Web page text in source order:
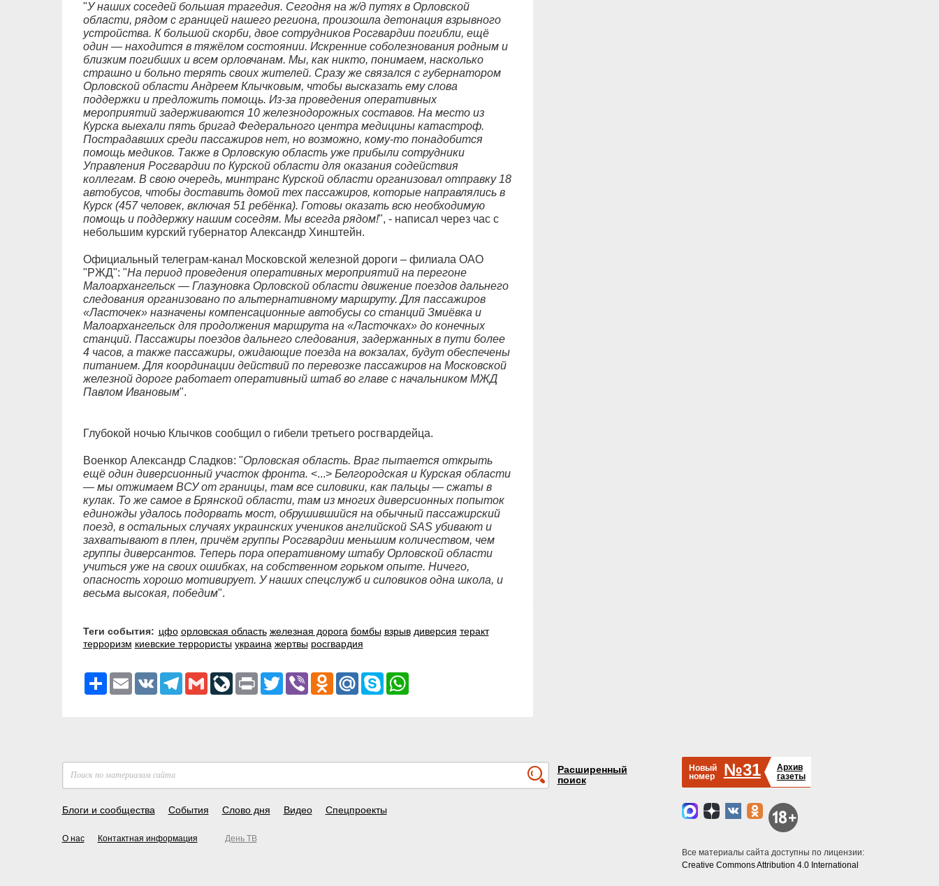
"У наших соседей большая трагедия. Сегодня на ж/д путях в Орловской
области, рядом с границей нашего региона, произошла детонация взрывного
устройства. К большой скорби, двое сотрудников Росгвардии погибли, ещё
один — находится в тяжёлом состоянии. Искренние соболезнования родным и
близким погибших и всем орловчанам. Мы, как никто, понимаем, насколько
страшно и больно терять своих жителей. Сразу же связался с губернатором
Орловской области Андреем Клычковым, чтобы высказать ему слова
поддержки и предложить помощь. Из-за проведения оперативных
мероприятий задерживаются 10 железнодорожных составов. На место из
Курска выехали пять бригад Федерального центра медицины катастроф.
Пострадавших среди пассажиров нет, но возможно, кому-то понадобится
помощь медиков. Также в Орловскую область уже прибыли сотрудники
Управления Росгвардии по Курской области для оказания содействия
коллегам. В свою очередь, минтранс Курской области организовал отправку 18
автобусов, чтобы доставить домой тех пассажиров, которые направлялись в
Курск (457 человек, включая 51 ребёнка). Готовы оказать всю необходимую
помощь и поддержку нашим соседям. Мы всегда рядом!", - написал через час с
небольшим курский губернатор Александр Хинштейн.
Официальный телеграм-канал Московской железной дороги – филиала ОАО
"РЖД": "На период проведения оперативных мероприятий на перегоне
Малоархангельск — Глазуновка Орловской области движение поездов дальнего
следования организовано по альтернативному маршруту. Для пассажиров
«Ласточек» назначены компенсационные автобусы со станций Змиёвка и
Малоархангельск для продолжения маршрута на «Ласточках» до конечных
станций. Пассажиры поездов дальнего следования, задержанных в пути более
4 часов, а также пассажиры, ожидающие поезда на вокзалах, будут обеспечены
питанием. Для координации действий по перевозке пассажиров на Московской
железной дороге работает оперативный штаб во главе с начальником МЖД
Павлом Ивановым".
Глубокой ночью Клычков сообщил о гибели третьего росгвардейца.
Военкор Александр Сладков: "Орловская область. Враг пытается открыть
ещё один диверсионный участок фронта. <...>Белгородская и Курская области
— мы отжимаем ВСУ от границы, там все силовики, как пальцы — сжаты в
кулак. То же самое в Брянской области, там из многих диверсионных попыток
единожды удалось подорвать мост, обрушившийся на обычный пассажирский
поезд, в остальных случаях украинских учеников английской SAS убивают и
захватывают в плен, причём группы Росгвардии меньшим количеством, чем
группы диверсантов. Теперь пора оперативному штабу Орловской области
учиться уже на своих ошибках, на собственном горьком опыте. Ничего,
опасность хорошо мотивирует. У наших спецслужб и силовиков одна школа, и
весьма высокая, победим".
Теги события: цфо орловская область железная дорога бомбы взрыв диверсия теракт
терроризм киевские террористы украина жертвы росгвардия
РесурсEmail VK Telegram
GmailLiveJournal
Print TwitterViber Odnoklassniki
Mail.RuSkypeWhatsApp
Расширенный
поиск
Блоги и сообщества События Слово дня Видео Спецпроекты
О нас Контактная информация День ТВ
Новый
номер
№31
Архив
газеты
Все материалы сайта доступны по лицензии:
Creative Commons Attribution 4.0 International